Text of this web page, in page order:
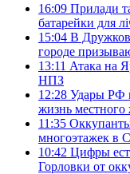
16:09 Прилади
батарейки для
15:04 В
городе
13:11 Атака на
НПЗ
12:28 Удары РФ
жизнь местного
11:35 Оккупанты
многоэтажек в
10:42 Цифры
Горловки от